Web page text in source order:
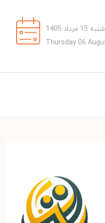
1405
Thursday 06